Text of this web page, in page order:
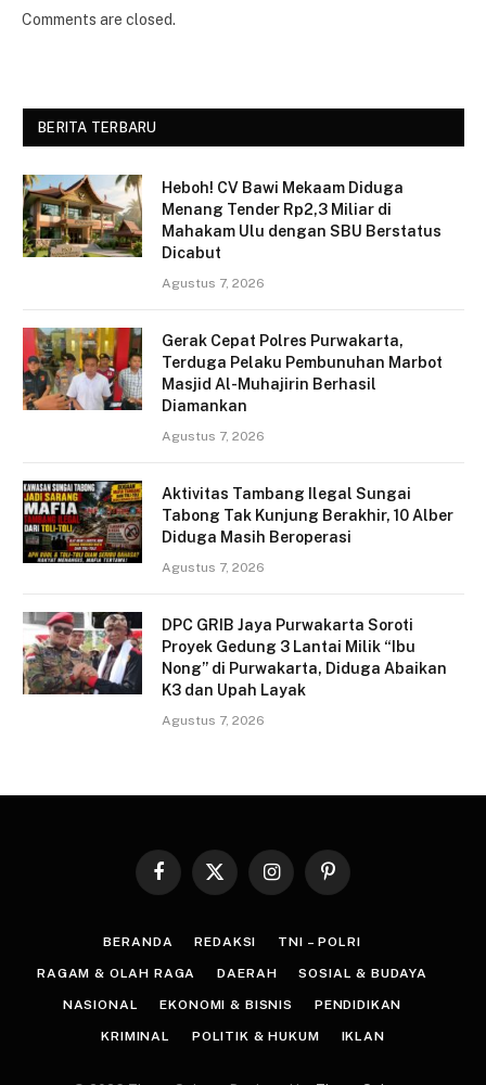
Comments are closed.
BERITA TERBARU
Heboh! CV Bawi Mekaam Diduga
Menang Tender Rp2,3 Miliar di
Mahakam Ulu dengan SBU Berstatus
Dicabut
Agustus 7, 2026
Gerak Cepat Polres Purwakarta,
Terduga Pelaku Pembunuhan Marbot
Masjid Al-Muhajirin Berhasil
Diamankan
Agustus 7, 2026
Aktivitas Tambang Ilegal Sungai
Tabong Tak Kunjung Berakhir, 10 Alber
Diduga Masih Beroperasi
Agustus 7, 2026
DPC GRIB Jaya Purwakarta Soroti
Proyek Gedung 3 Lantai Milik “Ibu
Nong” di Purwakarta, Diduga Abaikan
K3 dan Upah Layak
Agustus 7, 2026
Facebook
X
InstagramPinterest
BERANDA REDAKSI TNI – POLRI
RAGAM & OLAH RAGA DAERAH SOSIAL & BUDAYA
NASIONAL EKONOMI & BISNIS PENDIDIKAN
KRIMINAL POLITIK & HUKUM IKLAN